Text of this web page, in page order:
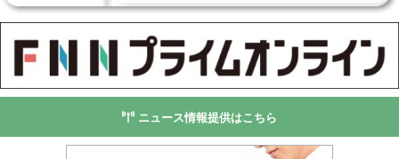
ニュース情報提供はこちら